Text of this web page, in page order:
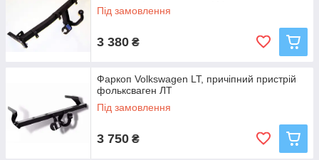
Під замовлення
3 380 ₴
Фаркоп Volkswagen LT, причіпний пристрій
фольксваген ЛТ
Під замовлення
3 750 ₴